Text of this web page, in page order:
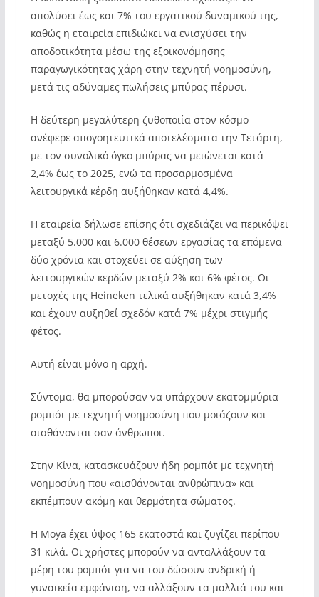
απολύσει έως και 7% του εργατικού δυναμικού της,
καθώς η εταιρεία επιδιώκει να ενισχύσει την
αποδοτικότητα μέσω της εξοικονόμησης
παραγωγικότητας χάρη στην τεχνητή νοημοσύνη,
μετά τις αδύναμες πωλήσεις μπύρας πέρυσι.
Η δεύτερη μεγαλύτερη ζυθοποιία στον κόσμο
ανέφερε απογοητευτικά αποτελέσματα την Τετάρτη,
με τον συνολικό όγκο μπύρας να μειώνεται κατά
2,4% έως το 2025, ενώ τα προσαρμοσμένα
λειτουργικά κέρδη αυξήθηκαν κατά 4,4%.
Η εταιρεία δήλωσε επίσης ότι σχεδιάζει να περικόψει
μεταξύ 5.000 και 6.000 θέσεων εργασίας τα επόμενα
δύο χρόνια και στοχεύει σε αύξηση των
λειτουργικών κερδών μεταξύ 2% και 6% φέτος. Οι
μετοχές της Heineken τελικά αυξήθηκαν κατά 3,4%
και έχουν αυξηθεί σχεδόν κατά 7% μέχρι στιγμής
φέτος.
Αυτή είναι μόνο η αρχή.
Σύντομα, θα μπορούσαν να υπάρχουν εκατομμύρια
ρομπότ με τεχνητή νοημοσύνη που μοιάζουν και
αισθάνονται σαν άνθρωποι.
Στην Κίνα, κατασκευάζουν ήδη ρομπότ με τεχνητή
νοημοσύνη που «αισθάνονται ανθρώπινα» και
εκπέμπουν ακόμη και θερμότητα σώματος.
Η Moya έχει ύψος 165 εκατοστά και ζυγίζει περίπου
31 κιλά. Οι χρήστες μπορούν να ανταλλάξουν τα
μέρη του ρομπότ για να του δώσουν ανδρική ή
γυναικεία εμφάνιση, να αλλάξουν τα μαλλιά του και